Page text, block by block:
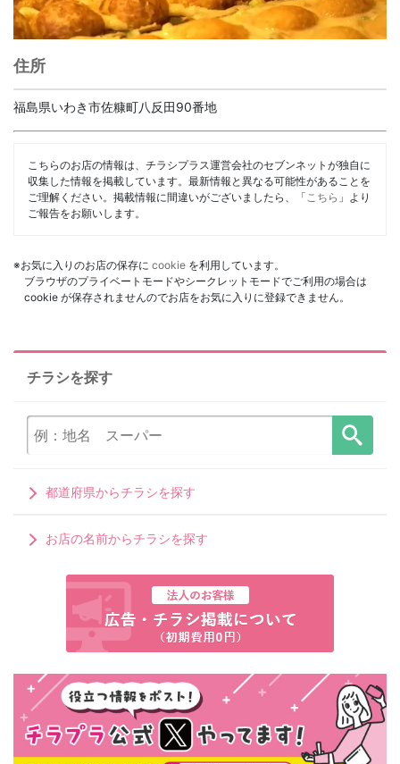
住所
福島県いわき市佐糠町八反田90番地
こちらのお店の情報は、チラシプラス運営会社のセブンネットが独自に
収集した情報を掲載しています。最新情報と異なる可能性があることを
ご理解ください。掲載情報に間違いがございましたら、「 こちら 」より
ご報告をお願いします。
※お気に入りのお店の保存に cookie を利用しています。
ブラウザのプライベートモードやシークレットモードでご利用の場合は
cookie が保存されませんのでお店をお気に入りに登録できません。
チラシを探す
都道府県からチラシを探す
お店の名前からチラシを探す